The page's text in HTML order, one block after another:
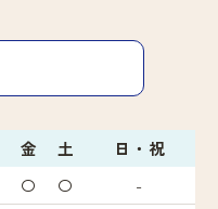
金 土
日・祝
〇 〇
-